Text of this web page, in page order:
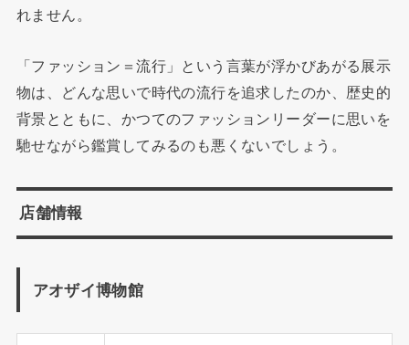
れません。
「ファッション＝流行」という言葉が浮かびあがる展示
物は、どんな思いで時代の流行を追求したのか、歴史的
背景とともに、かつてのファッションリーダーに思いを
馳せながら鑑賞してみるのも悪くないでしょう。
店舗情報
アオザイ博物館